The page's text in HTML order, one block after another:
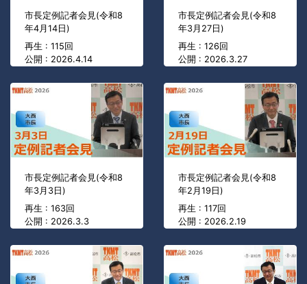
市長定例記者会見(令和8
年4月14日)
再生 : 115回
公開 : 2026.4.14
市長定例記者会見(令和8
年3月27日)
再生 : 126回
公開 : 2026.3.27
市長定例記者会見(令和8
年3月3日)
再生 : 163回
公開 : 2026.3.3
市長定例記者会見(令和8
年2月19日)
再生 : 117回
公開 : 2026.2.19